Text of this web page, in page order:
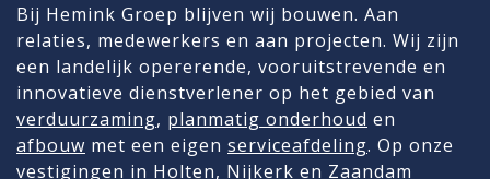
Bij Hemink Groep blijven wij bouwen. Aan
relaties, medewerkers en aan projecten. Wij zijn
een landelijk opererende, vooruitstrevende en
innovatieve dienstverlener op het gebied van
verduurzaming, planmatig onderhoud en
afbouw met een eigen serviceafdeling. Op onze
vestigingen in Holten, Nijkerk en Zaandam